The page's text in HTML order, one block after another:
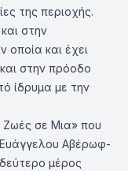
της περιοχής.
στην
και έχει
στην πρόοδο
ίδρυμα με την
Ζωές σε Μια» που
Αβέρωφ-
μέρος